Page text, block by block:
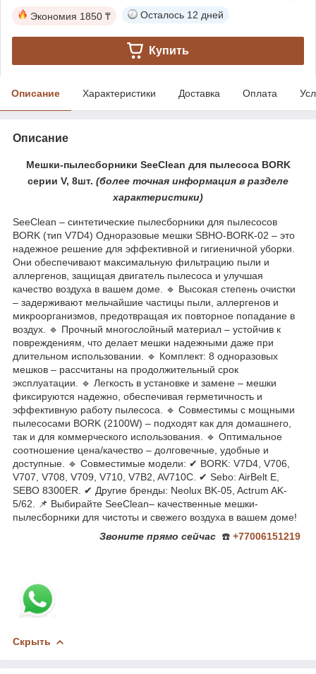
Экономия 1850 ₸ Осталось 12 дней
Купить
Описание Характеристики Доставка Оплата
Описание
Мешки-пылесборники SeeClean для пылесоса BORK
серии V, 8шт. (более точная информация в разделе
характеристики)
SeeClean – синтетические пылесборники для пылесосов
BORK (тип V7D4) Одноразовые мешки SBHO-BORK-02 – это
надежное решение для эффективной и гигиеничной уборки.
Они обеспечивают максимальную фильтрацию пыли и
аллергенов, защищая двигатель пылесоса и улучшая
качество воздуха в вашем доме. 🔹 Высокая степень очистки
– задерживают мельчайшие частицы пыли, аллергенов и
микроорганизмов, предотвращая их повторное попадание в
воздух. 🔹 Прочный многослойный материал – устойчив к
повреждениям, что делает мешки надежными даже при
длительном использовании. 🔹 Комплект: 8 одноразовых
мешков – рассчитаны на продолжительный срок
эксплуатации. 🔹 Легкость в установке и замене – мешки
фиксируются надежно, обеспечивая герметичность и
эффективную работу пылесоса. 🔹 Совместимы с мощными
пылесосами BORK (2100W) – подходят как для домашнего,
так и для коммерческого использования. 🔹 Оптимальное
соотношение цена/качество – долговечные, удобные и
доступные. 🔹 Совместимые модели: ✔ BORK: V7D4, V706,
V707, V708, V709, V710, V7B2, AV710C. ✔ Sebo: AirBelt E,
SEBO 8300ER. ✔ Другие бренды: Neolux BK-05, Actrum AK-
5/62. 📌 Выбирайте SeeClean– качественные мешки-
пылесборники для чистоты и свежего воздуха в вашем доме!
Звоните прямо сейчас ☎️ +77006151219
Скрыть